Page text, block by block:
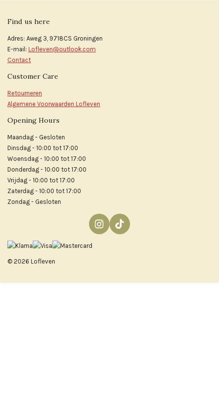
Find us here
Adres: Aweg 3, 9718CS Groningen
E-mail: Lofleven@outlook.com
Contact
Customer Care
Retourneren
Algemene Voorwaarden Lofleven
Opening Hours
Maandag - Gesloten
Dinsdag - 10:00 tot 17:00
Woensdag - 10:00 tot 17:00
Donderdag - 10:00 tot 17:00
Vrijdag - 10:00 tot 17:00
Zaterdag - 10:00 tot 17:00
Zondag - Gesloten
I
n
r
T
i
© 2026 Lofleven